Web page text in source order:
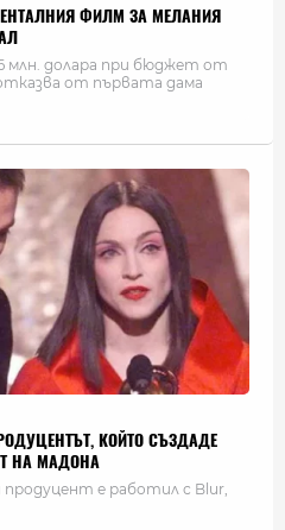
ФИЛМ ЗА МЕЛАНИЯ
млн. долара при бюджет от
от първата дама
КОЙТО СЪЗДАДЕ
НА МАДОНА
е работил с Blur,